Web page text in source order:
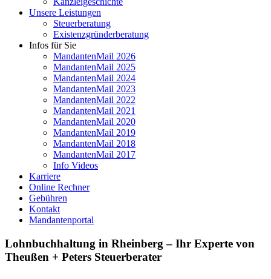
Unsere Leistungen
Steuerberatung
Existenzgründerberatung
Infos für Sie
MandantenMail 2026
MandantenMail 2025
MandantenMail 2024
MandantenMail 2023
MandantenMail 2022
MandantenMail 2021
MandantenMail 2020
MandantenMail 2019
MandantenMail 2018
MandantenMail 2017
Info Videos
Karriere
Online Rechner
Gebühren
Kontakt
Mandantenportal
Lohnbuchhaltung in Rheinberg – Ihr Experte von
Theußen + Peters Steuerberater